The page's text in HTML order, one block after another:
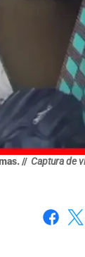
// Captura de